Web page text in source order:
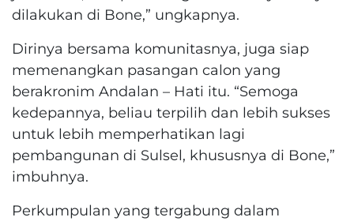
dilakukan di Bone,” ungkapnya.
Dirinya bersama komunitasnya, juga siap
memenangkan pasangan calon yang
berakronim Andalan – Hati itu. “Semoga
kedepannya, beliau terpilih dan lebih sukses
untuk lebih memperhatikan lagi
pembangunan di Sulsel, khususnya di Bone,”
imbuhnya.
Perkumpulan yang tergabung dalam